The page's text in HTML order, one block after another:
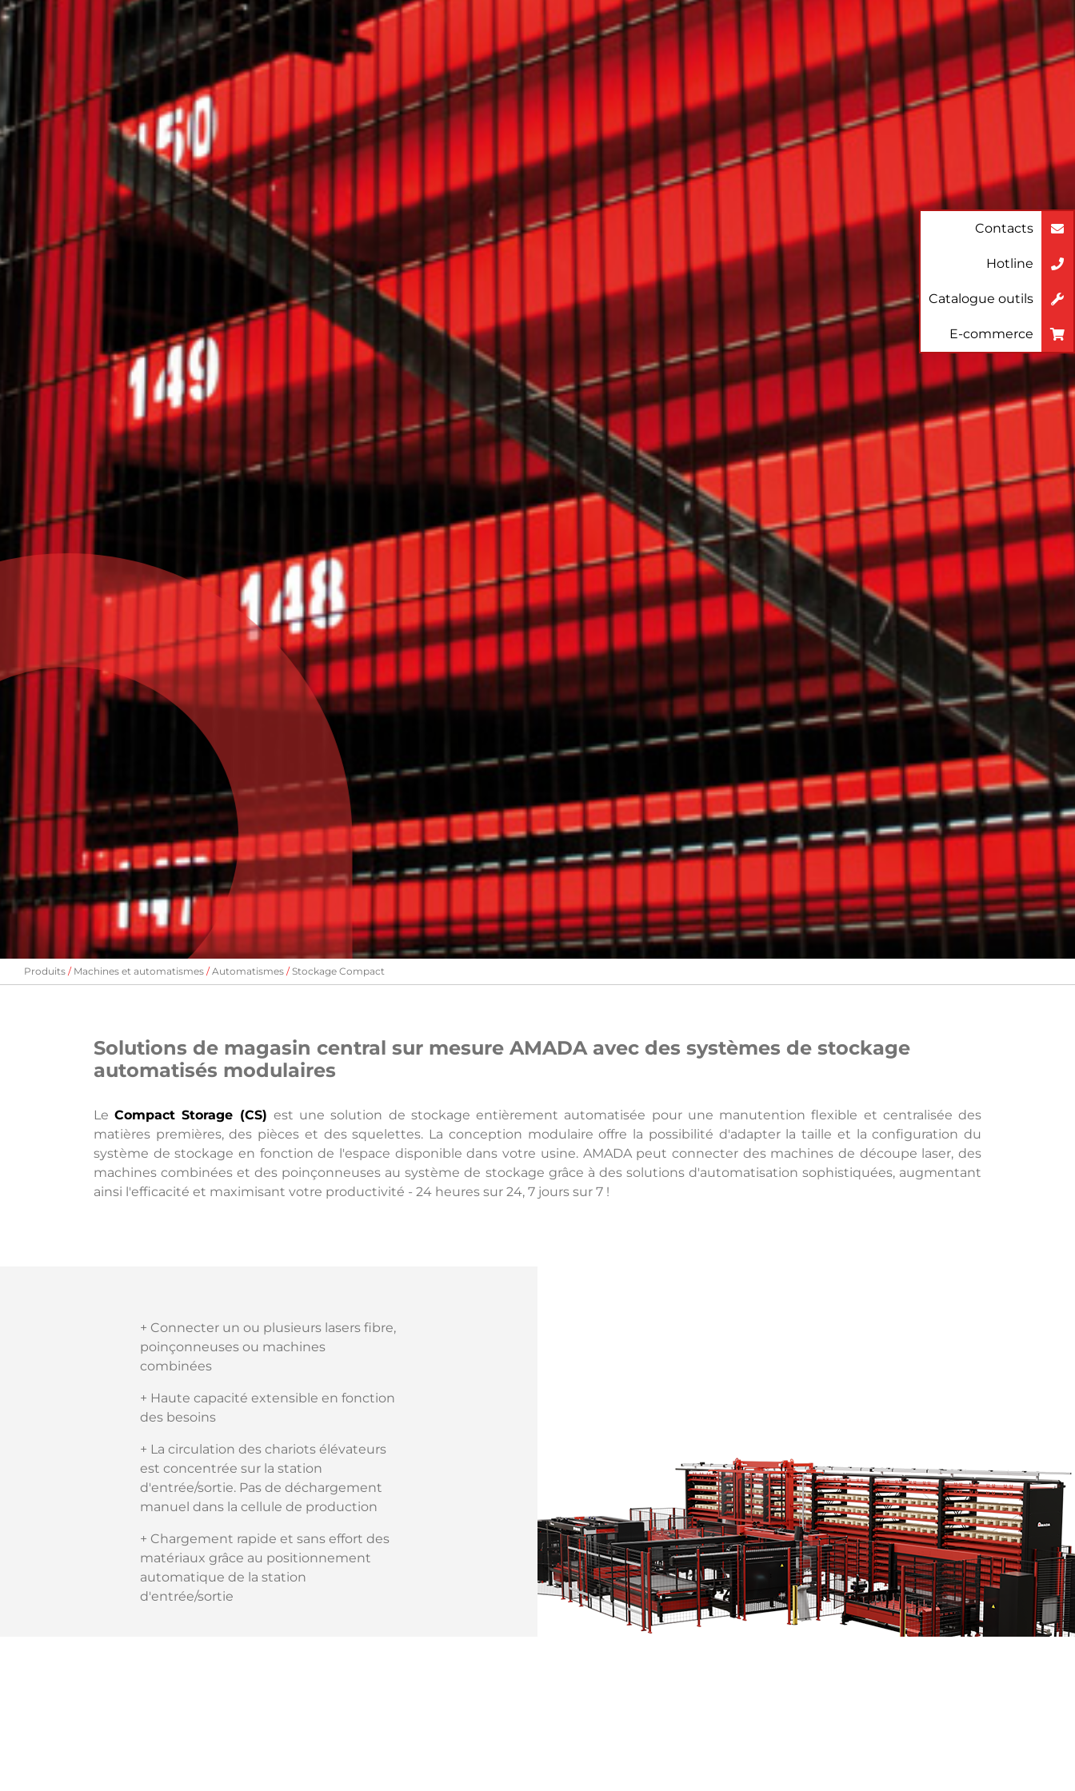
Produits Machines et automatismes Automatismes Stockage Compact
Solutions de magasin central sur mesure AMADA avec des systèmes de stockage
automatisés modulaires
LeCompact Storage (CS) est une solution de stockage entièrement automatisée pour une manutention flexible et centralisée des
matières premières, des pièces et des squelettes. La conception modulaire offre la possibilité d'adapter la taille et la configuration du
système de stockage en fonction de l'espace disponible dans votre usine. AMADA peut connecter des machines de découpe laser, des
machines combinées et des poinçonneuses au système de stockage grâce à des solutions d'automatisation sophistiquées, augmentant
ainsi l'efficacité et maximisant votre productivité - 24 heures sur 24, 7 jours sur 7 !
+ Connecter un ou plusieurs lasers fibre,
poinçonneuses ou machines
combinées
+ Haute capacité extensible en fonction
des besoins
+ La circulation des chariots élévateurs
est concentrée sur la station
d'entrée/sortie. Pas de déchargement
manuel dans la cellule de production
+ Chargement rapide et sans effort des
matériaux grâce au positionnement
automatique de la station
d'entrée/sortie
Contacts
Hotline
Catalogue outils
E-commerce